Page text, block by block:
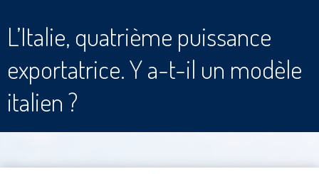
L’Italie, quatrième puissance
exportatrice. Y a-t-il un modèle
italien ?